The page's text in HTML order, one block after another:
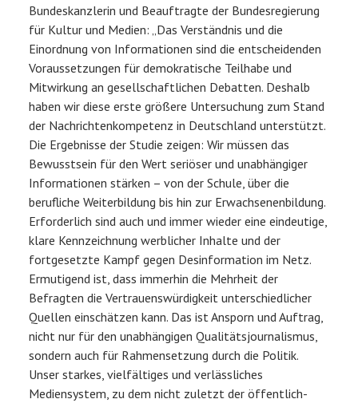
Bundeskanzlerin und Beauftragte der Bundesregierung
für Kultur und Medien: „Das Verständnis und die
Einordnung von Informationen sind die entscheidenden
Voraussetzungen für demokratische Teilhabe und
Mitwirkung an gesellschaftlichen Debatten. Deshalb
haben wir diese erste größere Untersuchung zum Stand
der Nachrichtenkompetenz in Deutschland unterstützt.
Die Ergebnisse der Studie zeigen: Wir müssen das
Bewusstsein für den Wert seriöser und unabhängiger
Informationen stärken – von der Schule, über die
berufliche Weiterbildung bis hin zur Erwachsenenbildung.
Erforderlich sind auch und immer wieder eine eindeutige,
klare Kennzeichnung werblicher Inhalte und der
fortgesetzte Kampf gegen Desinformation im Netz.
Ermutigend ist, dass immerhin die Mehrheit der
Befragten die Vertrauenswürdigkeit unterschiedlicher
Quellen einschätzen kann. Das ist Ansporn und Auftrag,
nicht nur für den unabhängigen Qualitätsjournalismus,
sondern auch für Rahmensetzung durch die Politik.
Unser starkes, vielfältiges und verlässliches
Mediensystem, zu dem nicht zuletzt der öffentlich-